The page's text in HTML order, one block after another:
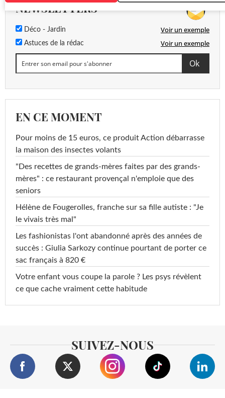
NEWSLETTERS
Déco - Jardin Voir un exemple
Astuces de la rédac Voir un exemple
EN CE MOMENT
Pour moins de 15 euros, ce produit Action débarrasse
la maison des insectes volants
"Des recettes de grands-mères faites par des grands-
mères" : ce restaurant provençal n'emploie que des
seniors
Hélène de Fougerolles, franche sur sa fille autiste : "Je
le vivais très mal"
Les fashionistas l'ont abandonné après des années de
succès : Giulia Sarkozy continue pourtant de porter ce
sac français à 820 €
Votre enfant vous coupe la parole ? Les psys révèlent
ce que cache vraiment cette habitude
SUIVEZ-NOUS